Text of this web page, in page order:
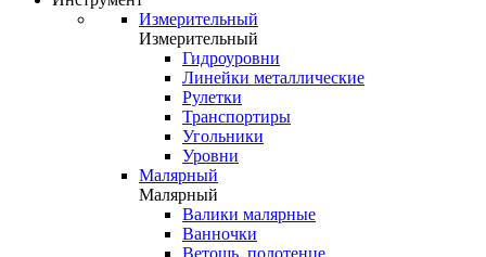
Измерительный
Измерительный
Гидроуровни
Линейки металлические
Рулетки
Транспортиры
Угольники
Уровни
Малярный
Малярный
Валики малярные
Ванночки
Ветошь, полотенце